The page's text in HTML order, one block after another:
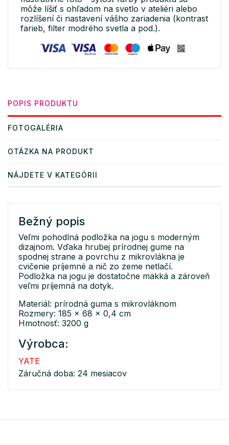
môže líšiť s ohľadom na svetlo v ateliéri alebo
rozlíšení či nastavení vášho zariadenia (kontrast
farieb, filter modrého svetla a pod.).
POPIS PRODUKTU
FOTOGALÉRIA
OTÁZKA NA PRODUKT
NÁJDETE V KATEGÓRII
Bežný popis
Veľmi pohodlná podložka na jogu s moderným
dizajnom. Vďaka hrubej prírodnej gume na
spodnej strane a povrchu z mikrovlákna je
cvičenie príjemné a nič zo zeme netlačí.
Podložka na jogu je dostatočne mäkká a zároveň
veľmi príjemná na dotyk.
Materiál: prírodná guma s mikrovláknom
Rozmery: 185 x 68 x 0,4 cm
Hmotnosť: 3200 g
Výrobca:
YATE
Záručná doba: 24 mesiacov